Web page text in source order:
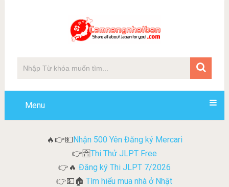
Menu
🔥👉💵Nhận 500 Yên Đăng ký Mercari
👉🈴Thi Thử JLPT Free
👉🔥 Đăng ký Thi JLPT 7/2026
👉💵🏠Tìm hiểu mua nhà ở Nhật